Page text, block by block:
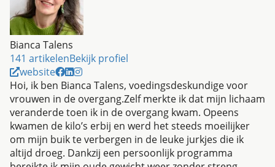
Bianca Talens
141 artikelenBekijk profiel
website
Hoi, ik ben Bianca Talens, voedingsdeskundige voor
vrouwen in de overgang.Zelf merkte ik dat mijn lichaam
veranderde toen ik in de overgang kwam. Opeens
kwamen de kilo’s erbij en werd het steeds moeilijker
om mijn buik te verbergen in de leuke jurkjes die ik
altijd droeg. Dankzij een persoonlijk programma